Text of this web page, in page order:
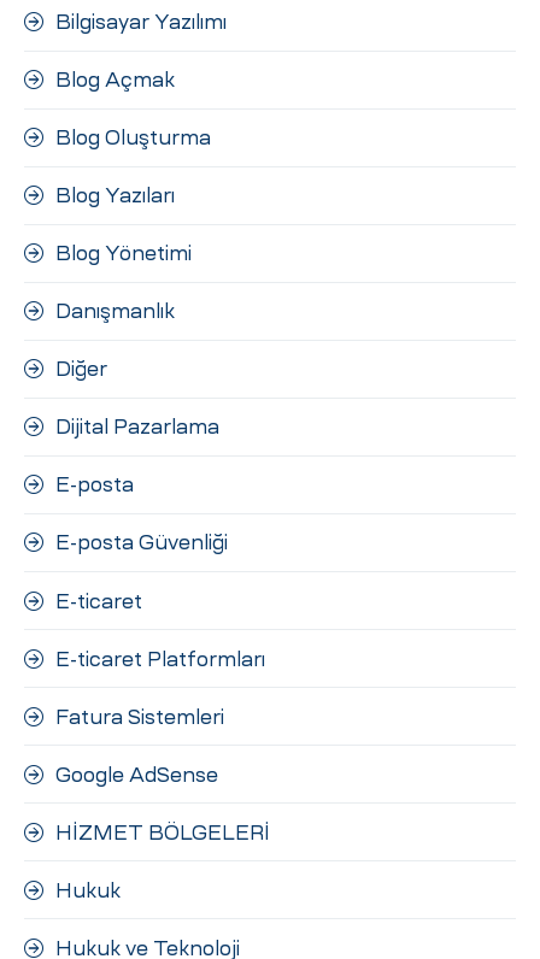
Bilgisayar Yazılımı
Blog Açmak
Blog Oluşturma
Blog Yazıları
Blog Yönetimi
Danışmanlık
Diğer
Dijital Pazarlama
E-posta
E-posta Güvenliği
E-ticaret
E-ticaret Platformları
Fatura Sistemleri
Google AdSense
HİZMET BÖLGELERİ
Hukuk
Hukuk ve Teknoloji